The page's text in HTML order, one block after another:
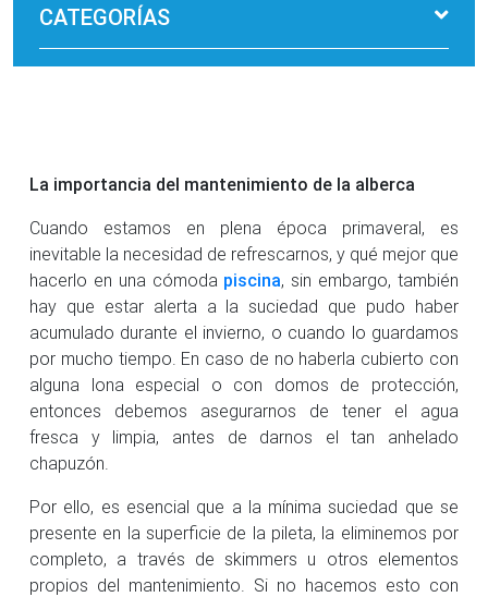
CATEGORÍAS
La importancia del mantenimiento de la alberca
Cuando estamos en plena época primaveral, es
inevitable la necesidad de refrescarnos, y qué mejor que
hacerlo en una cómoda piscina, sin embargo, también
hay que estar alerta a la suciedad que pudo haber
acumulado durante el invierno, o cuando lo guardamos
por mucho tiempo. En caso de no haberla cubierto con
alguna lona especial o con domos de protección,
entonces debemos asegurarnos de tener el agua
fresca y limpia, antes de darnos el tan anhelado
chapuzón.
Por ello, es esencial que a la mínima suciedad que se
presente en la superficie de la pileta, la eliminemos por
completo, a través de skimmers u otros elementos
propios del mantenimiento. Si no hacemos esto con